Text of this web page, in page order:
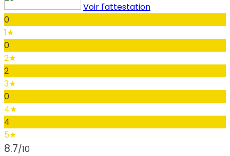
Voir l'attestation
0
1★
0
2★
2
3★
0
4★
4
5★
8.7/10